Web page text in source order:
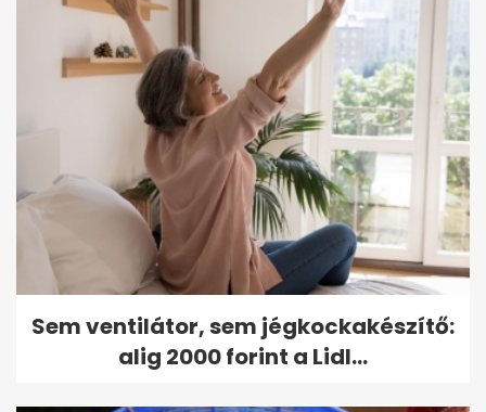
Sem ventilátor, sem jégkockakészítő:
alig 2000 forint a Lidl...